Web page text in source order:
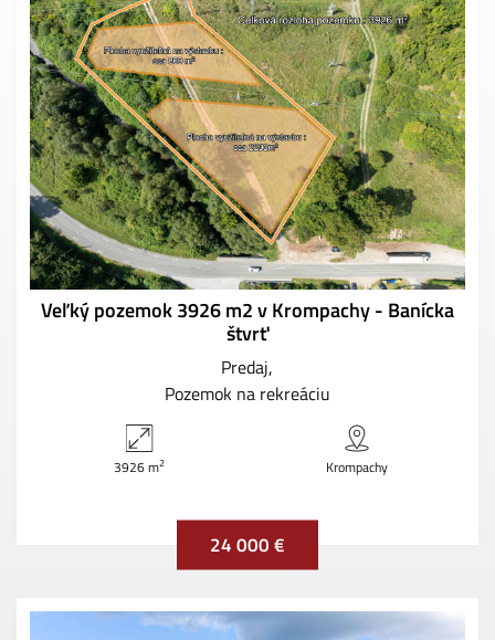
Veľký pozemok 3926 m2 v Krompachy - Banícka
štvrť
Predaj
Pozemok na rekreáciu
3926 m2 Krompachy
24 000 €